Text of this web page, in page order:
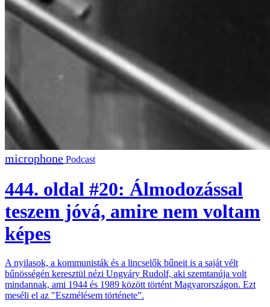
Podcast
444. oldal #20: Álmodozással
teszem jóvá, amire nem voltam
képes
A nyilasok, a kommunisták és a lincselők bűneit is a saját vélt
bűnösségén keresztül nézi Ungváry Rudolf, aki szemtanúja volt
mindannak, ami 1944 és 1989 között történt Magyarországon. Ezt
meséli el az "Eszmélésem története”.